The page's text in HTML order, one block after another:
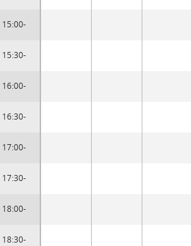
15:00-
15:30-
16:00-
16:30-
17:00-
17:30-
18:00-
18:30-